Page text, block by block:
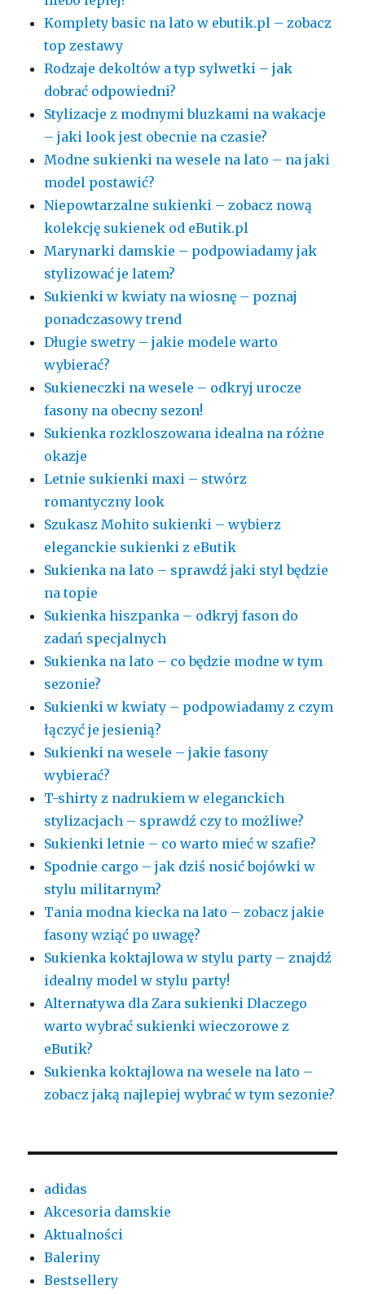
Komplety basic na lato w ebutik.pl – zobacz
top zestawy
Rodzaje dekoltów a typ sylwetki – jak
dobrać odpowiedni?
Stylizacje z modnymi bluzkami na wakacje
– jaki look jest obecnie na czasie?
Modne sukienki na wesele na lato – na jaki
model postawić?
Niepowtarzalne sukienki – zobacz nową
kolekcję sukienek od eButik.pl
Marynarki damskie – podpowiadamy jak
stylizować je latem?
Sukienki w kwiaty na wiosnę – poznaj
ponadczasowy trend
Długie swetry – jakie modele warto
wybierać?
Sukieneczki na wesele – odkryj urocze
fasony na obecny sezon!
Sukienka rozkloszowana idealna na różne
okazje
Letnie sukienki maxi – stwórz
romantyczny look
Szukasz Mohito sukienki – wybierz
eleganckie sukienki z eButik
Sukienka na lato – sprawdź jaki styl będzie
na topie
Sukienka hiszpanka – odkryj fason do
zadań specjalnych
Sukienka na lato – co będzie modne w tym
sezonie?
Sukienki w kwiaty – podpowiadamy z czym
łączyć je jesienią?
Sukienki na wesele – jakie fasony
wybierać?
T-shirty z nadrukiem w eleganckich
stylizacjach – sprawdź czy to możliwe?
Sukienki letnie – co warto mieć w szafie?
Spodnie cargo – jak dziś nosić bojówki w
stylu militarnym?
Tania modna kiecka na lato – zobacz jakie
fasony wziąć po uwagę?
Sukienka koktajlowa w stylu party – znajdź
idealny model w stylu party!
Alternatywa dla Zara sukienki Dlaczego
warto wybrać sukienki wieczorowe z
eButik?
Sukienka koktajlowa na wesele na lato –
zobacz jaką najlepiej wybrać w tym sezonie?
adidas
Akcesoria damskie
Aktualności
Baleriny
Bestsellery